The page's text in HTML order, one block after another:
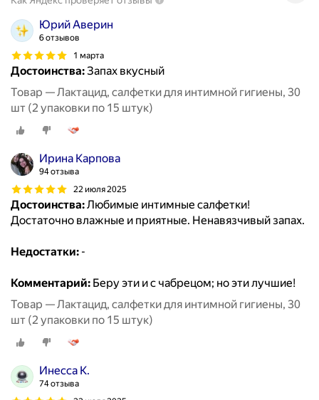
Юрий Аверин
6 отзывов
1 марта
Достоинства:Запах вкусный
Товар — Лактацид, салфетки для интимной гигиены, 30
шт (2 упаковки по 15 штук)
Ирина Карпова
94 отзыва
22 июля 2025
Достоинства:Любимые интимные салфетки!
Достаточно влажные и приятные. Ненавязчивый запах.
Недостатки: -
Комментарий: Беру эти и с чабрецом; но эти лучшие!
Товар — Лактацид, салфетки для интимной гигиены, 30
шт (2 упаковки по 15 штук)
Инесса К.
74 отзыва